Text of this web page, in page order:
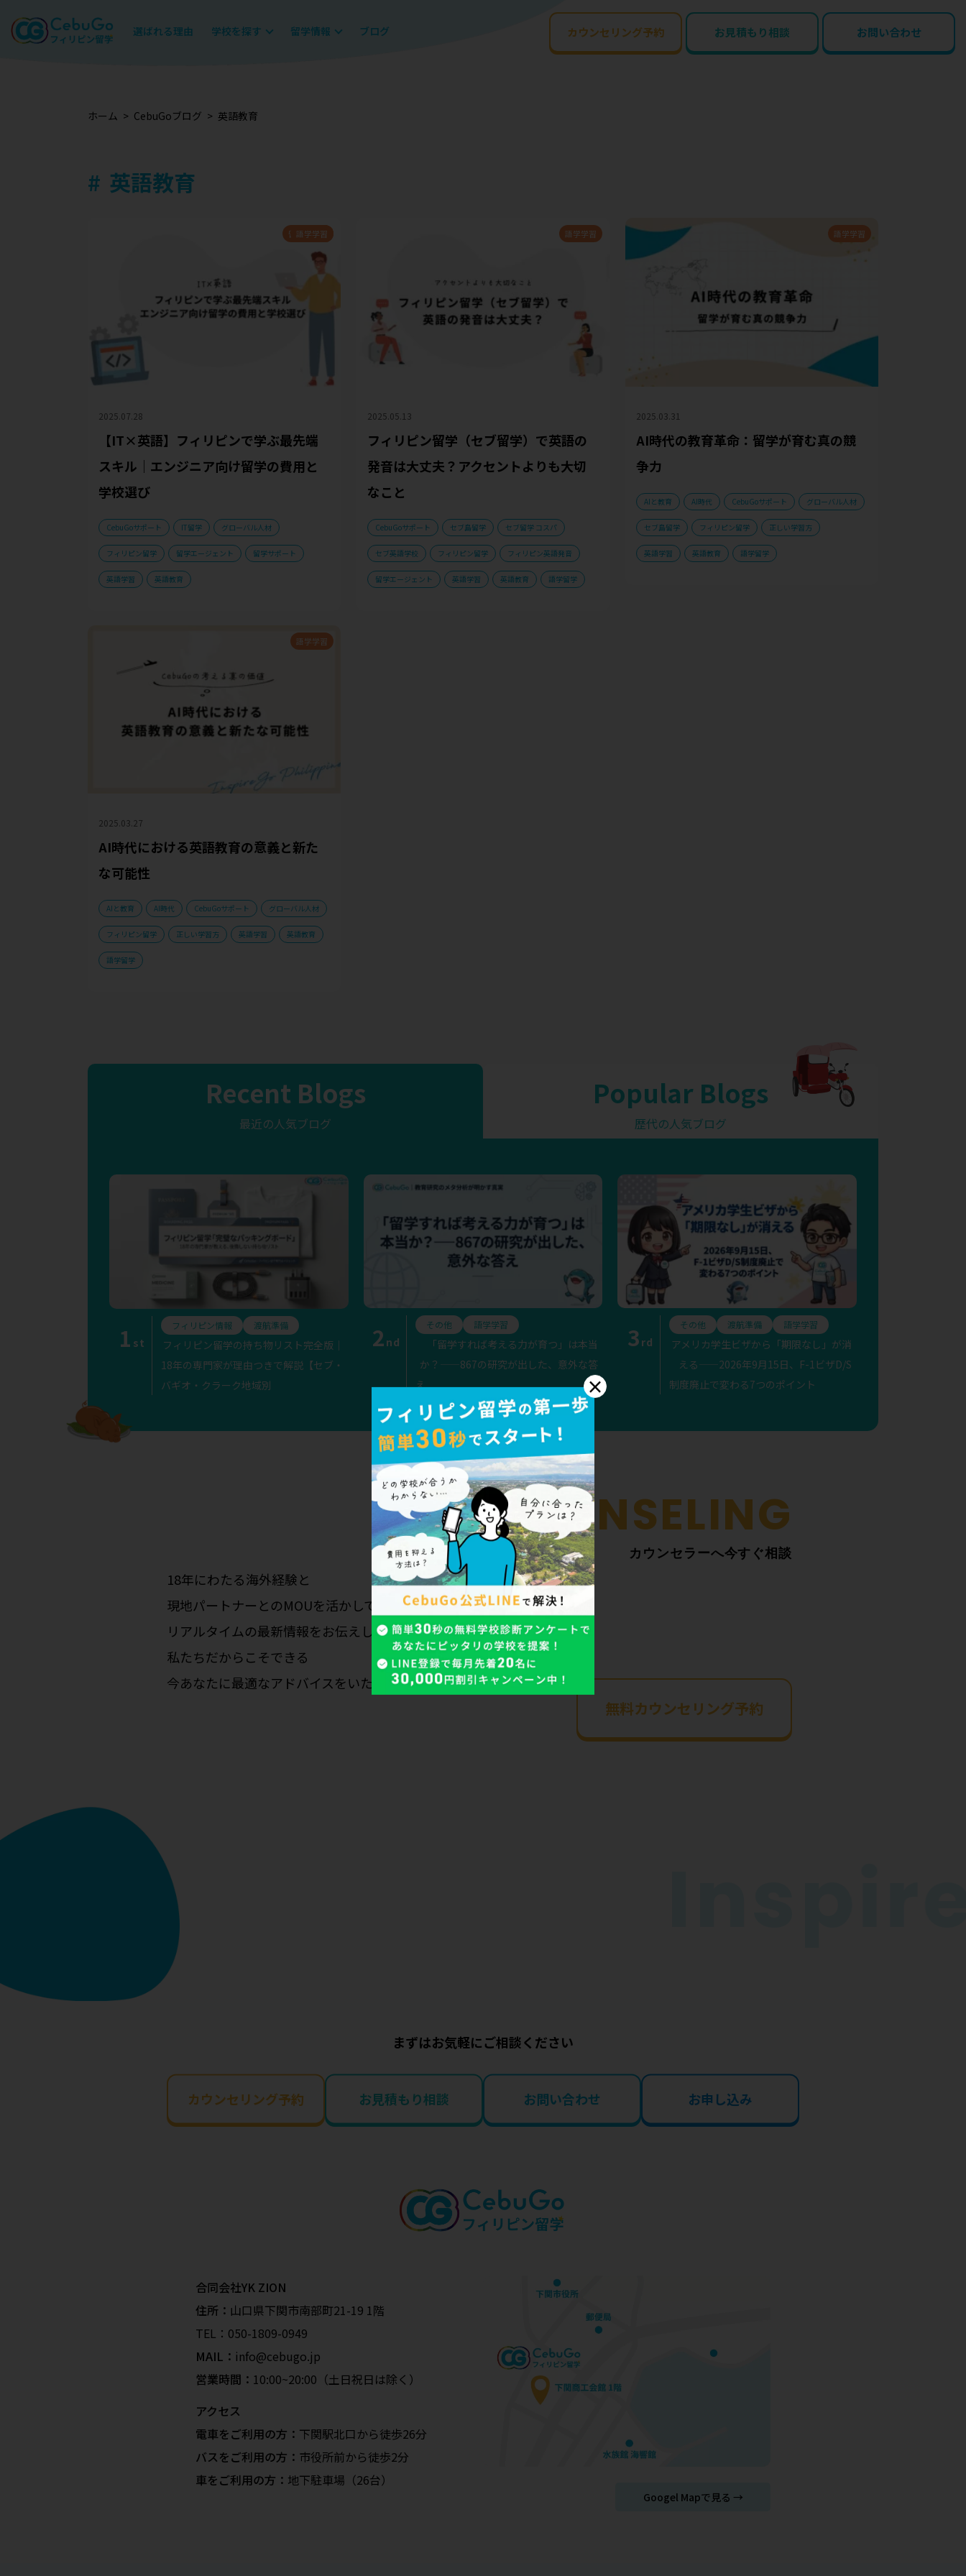
選ばれる理由 学校を探す 留学情報 ブログ カウンセリング予約 お見積もり相談 お問い合わせ
ホーム CebuGoブログ 英語教育
英語教育
渡航準備
留学プラン
語学学習
2025.07.28
【IT×英語】フィリピンで学ぶ最先端
スキル｜エンジニア向け留学の費用と
学校選び
CebuGoサポート IT留学 グローバル人材
フィリピン留学 留学エージェント 留学サポート
英語学習 英語教育
語学学習
2025.05.13
フィリピン留学（セブ留学）で英語の
発音は大丈夫？アクセントよりも大切
なこと
CebuGoサポート セブ島留学 セブ留学 コスパ
セブ英語学校 フィリピン留学 フィリピン英語発音
留学エージェント 英語学習 英語教育 語学留学
語学学習
2025.03.31
AI時代の教育革命：留学が育む真の競
争力
AIと教育 AI時代 CebuGoサポート グローバル人材
セブ島留学 フィリピン留学 正しい学習方
英語学習 英語教育 語学留学
語学学習
2025.03.27
AI時代における英語教育の意義と新た
な可能性
AIと教育 AI時代 CebuGoサポート グローバル人材
フィリピン留学 正しい学習方 英語学習 英語教育
語学留学
Recent Blogs
最近の人気ブログ
Popular Blogs
歴代の人気ブログ
1 st
フィリピン情報 渡航準備
フィリピン留学の持ち物リスト完全版｜
18年の専門家が理由つきで解説【セブ・
バギオ・クラーク地域別
2 nd
その他 語学学習
「留学すれば考える力が育つ」は本当
か？——867の研究が出した、意外な答
え
3 rd
その他 渡航準備 語学学習
アメリカ学生ビザから「期限なし」が消
える——2026年9月15日、F-1ビザD/S
制度廃止で変わる7つのポイント
カウンセラーへ今すぐ相談
18年にわたる海外経験と
現地パートナーとのMOUを活かして
リアルタイムの最新情報をお伝えします。
私たちだからこそできる
今あなたに最適なアドバイスをいたします。
無料カウンセリング予約
まずはお気軽にご相談ください
カウンセリング予約 お見積もり相談 お問い合わせ お申し込み
合同会社YK ZION
住所： 山口県下関市南部町21-19 1階
TEL： 050-1809-0949
MAIL： info@cebugo.jp
営業時間： 10:00~20:00（土日祝日は除く）
アクセス
電車をご利用の方： 下関駅北口から徒歩26分
バスをご利用の方： 市役所前から徒歩2分
車をご利用の方： 地下駐車場（26台）
Googel Mapで見る →
×